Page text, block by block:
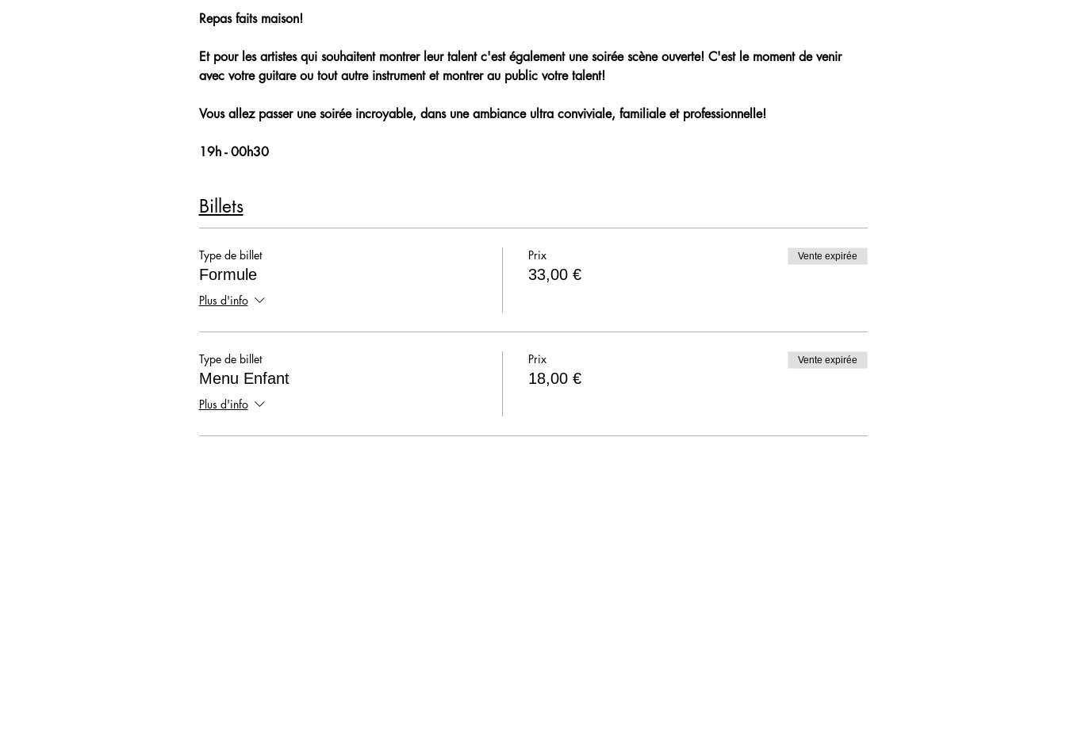
Repas faits maison!
Et pour les artistes qui souhaitent montrer leur talent c'est également une soirée scène ouverte! C'est le moment de venir
avec votre guitare ou tout autre instrument et montrer au public votre talent!
Vous allez passer une soirée incroyable, dans une ambiance ultra conviviale, familiale et professionnelle!
19h - 00h30
Billets
Type de billet
Formule
Plus d'info
Prix
33,00 €
Vente expirée
Type de billet
Menu Enfant
Plus d'info
Prix
18,00 €
Vente expirée